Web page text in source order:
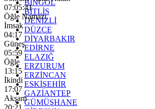
BİNGÖL
BİTLİS
DENİZLİ
DÜZCE
DİYARBAKIR
EDİRNE
ELAZIĞ
ERZURUM
ERZİNCAN
ESKİŞEHİR
GAZİANTEP
GÜMÜŞHANE
07:05:39
Öğle Namazı
İmsak
04:17
Güneş
05:59
Öğle
13:15
İkindi
17:07
Akşam
20:21